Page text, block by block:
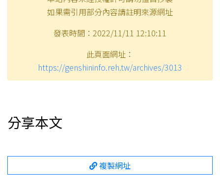
如果需引用部分內容請註明來源網址
發表時間：2022/11/11 12:10:11
此頁面網址：
https://genshininfo.reh.tw/archives/3013
分享本文
複製網址